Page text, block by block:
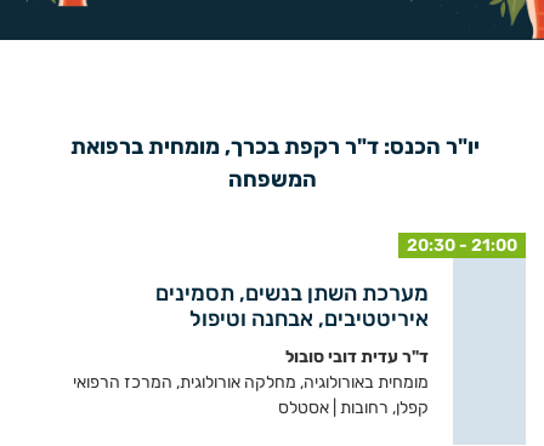
המשפחה
20:30 - 21:00
מערכת השתן בנשים, תסמינים
איריטטיבים, אבחנה וטיפול
ד"ר עדית דובי סובול
מומחית באורולוגיה, מחלקה אורולוגית, המרכז הרפואי
קפלן, רחובות | אסטלס